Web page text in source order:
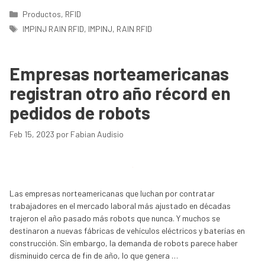
Categorías
Productos, RFID
Etiquetas
IMPINJ RAIN RFID, IMPINJ, RAIN RFID
Empresas norteamericanas
registran otro año récord en
pedidos de robots
Feb 15, 2023 por Fabian Audisio
Las empresas norteamericanas que luchan por contratar
trabajadores en el mercado laboral más ajustado en décadas
trajeron el año pasado más robots que nunca. Y muchos se
destinaron a nuevas fábricas de vehículos eléctricos y baterías en
construcción. Sin embargo, la demanda de robots parece haber
disminuido cerca de fin de año, lo que genera …